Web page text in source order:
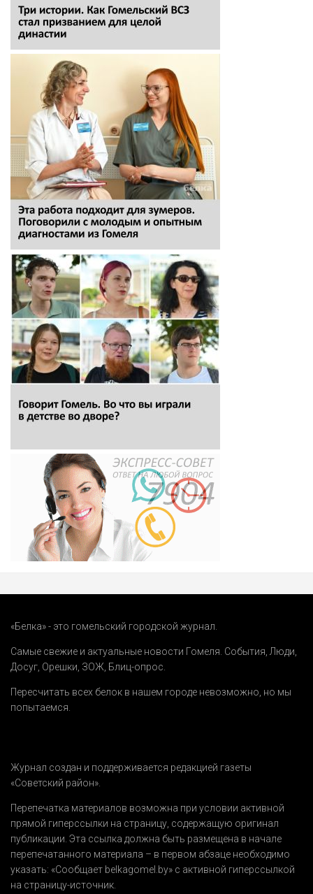
«Белка» - это гомельский городской журнал.
Самые свежие и актуальные новости Гомеля. События Люди
Досуг Орешки ЗОЖ Блиц-опрос
Пересчитать всех белок в нашем городе невозможно, но мы
попытаемся.
Журнал создан и поддерживается редакцией газеты
«Советский район».
Перепечатка материалов возможна при условии активной
прямой гиперссылки на страницу, содержащую оригинал
публикации. Эта ссылка должна быть размещена в начале
перепечатанного материала – в первом абзаце необходимо
указать: «Сообщает belkagomel.by» с активной гиперссылкой
на страницу-источник.